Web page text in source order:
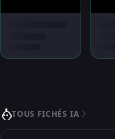
TOUS FICHÉS IA